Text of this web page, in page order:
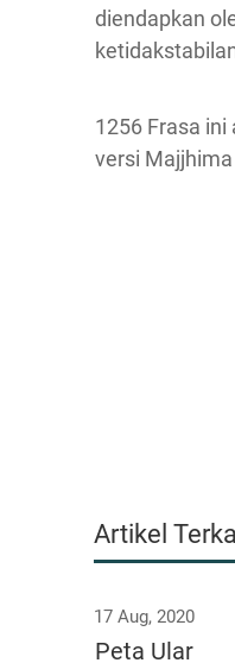
diendapkan
1256 Frasa
versi
Artikel
17 Aug, 2020
Peta Ular